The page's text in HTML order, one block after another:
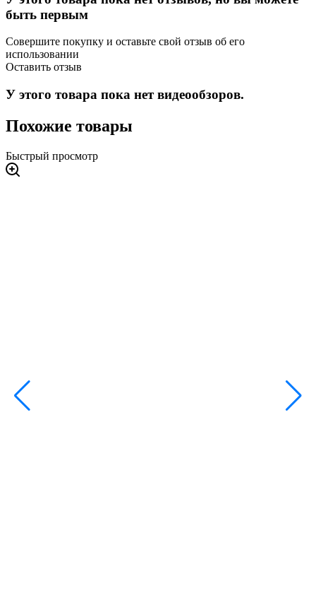
быть первым
Совершите покупку и оставьте свой отзыв об его
использовании
Оставить отзыв
У этого товара пока нет видеообзоров.
Похожие товары
Быстрый просмотр